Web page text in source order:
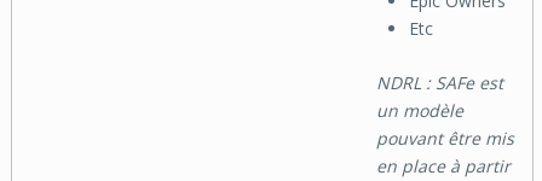
Etc
NDRL : SAFe est
un modèle
pouvant être mis
en place à partir